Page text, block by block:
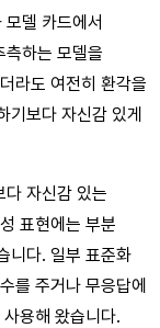
델 카드에서
측하는 모델을
라도 여전히 환각을
기보다 자신감 있게
다 자신감 있는
표현에는 부분
니다. 일부 표준화
를 주거나 무응답에
용해 왔습니다.